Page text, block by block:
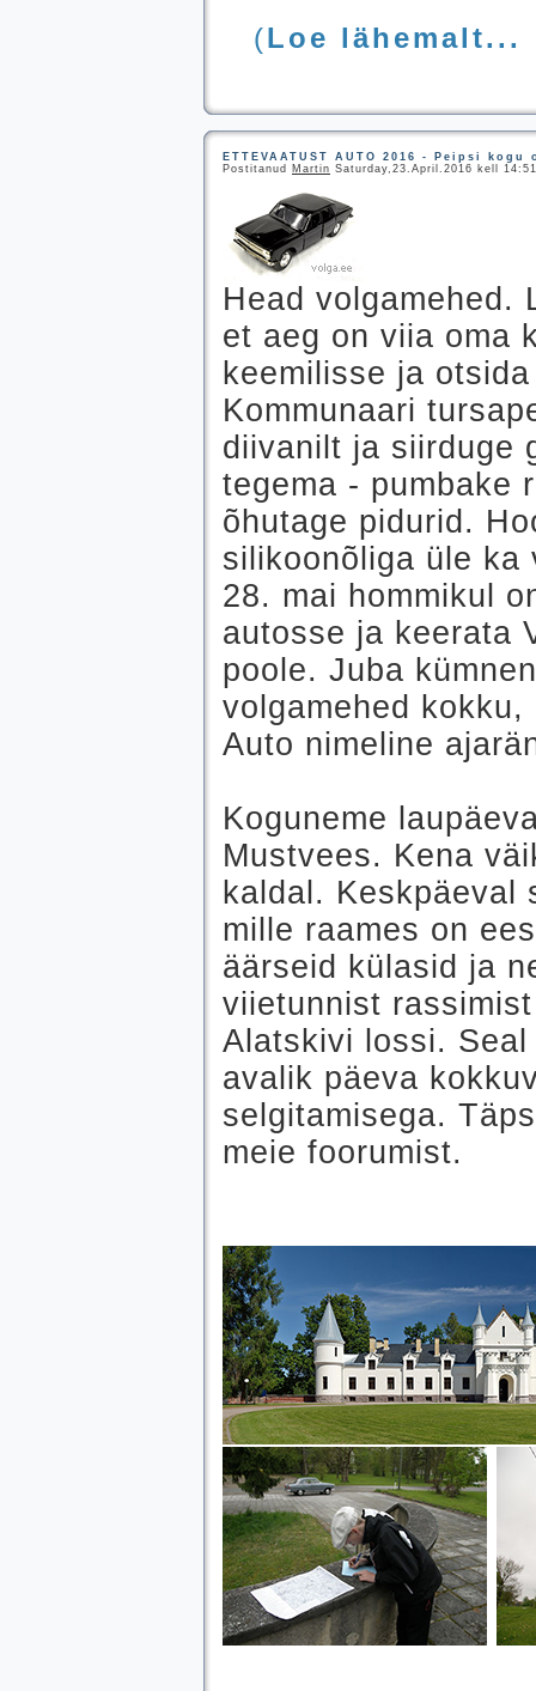
(Loe lähemalt...
ETTEVAATUST AUTO 2016 - Peipsi kogu
Postitanud Martin Saturday,23.April.2016 kell
Head volgamehed.
et aeg on viia oma
keemilisse ja
Kommunaari
diivanilt ja siirduge
tegema - pumbake
õhutage pidurid.
silikoonõliga üle ka
28. mai hommikul
autosse ja keerata
poole. Juba
volgamehed
Auto nimeline
Koguneme
Mustvees. Kena
kaldal. Keskpäeval
mille raames on
äärseid külasid ja
viietunnist
Alatskivi lossi.
avalik päeva
selgitamisega.
meie foorumist.